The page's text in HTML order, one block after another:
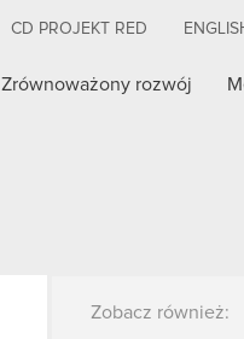
CD PROJEKT RED
Zrównoważony rozwój
Zobacz również: